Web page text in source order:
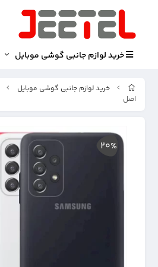
خرید لوازم جانبی گوشی موبایل
خرید لوازم جانبی گوشی موبایل
اصل
20%